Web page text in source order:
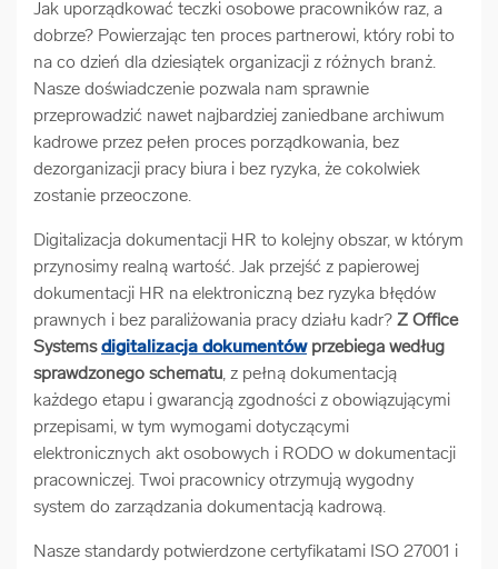
Jak uporządkować teczki osobowe pracowników raz, a
dobrze? Powierzając ten proces partnerowi, który robi to
na co dzień dla dziesiątek organizacji z różnych branż.
Nasze doświadczenie pozwala nam sprawnie
przeprowadzić nawet najbardziej zaniedbane archiwum
kadrowe przez pełen proces porządkowania, bez
dezorganizacji pracy biura i bez ryzyka, że cokolwiek
zostanie przeoczone.
Digitalizacja dokumentacji HR to kolejny obszar, w którym
przynosimy realną wartość. Jak przejść z papierowej
dokumentacji HR na elektroniczną bez ryzyka błędów
prawnych i bez paraliżowania pracy działu kadr? Z Office
Systemsdigitalizacja dokumentówprzebiega według
sprawdzonego schematu, z pełną dokumentacją
każdego etapu i gwarancją zgodności z obowiązującymi
przepisami, w tym wymogami dotyczącymi
elektronicznych akt osobowych i RODO w dokumentacji
pracowniczej. Twoi pracownicy otrzymują wygodny
system do zarządzania dokumentacją kadrową.
Nasze standardy potwierdzone certyfikatami ISO 27001 i